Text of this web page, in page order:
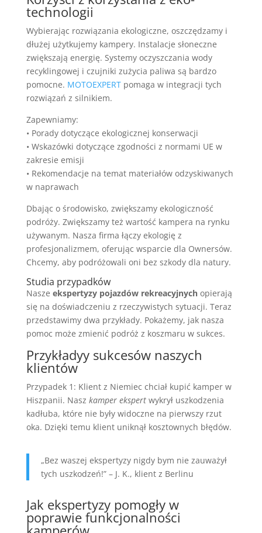
technologii
Wybierając rozwiązania ekologiczne, oszczędzamy i
dłużej użytkujemy kampery. Instalacje słoneczne
zwiększają energię. Systemy oczyszczania wody
recyklingowej i czujniki zużycia paliwa są bardzo
pomocne. MOTOEXPERTpomaga w integracji tych
rozwiązań z silnikiem.
Zapewniamy:
• Porady dotyczące ekologicznej konserwacji
• Wskazówki dotyczące zgodności z normami UE w
zakresie emisji
• Rekomendacje na temat materiałów odzyskiwanych
w naprawach
Dbając o środowisko, zwiększamy ekologiczność
podróży. Zwiększamy też wartość kampera na rynku
używanym. Nasza firma łączy ekologię z
profesjonalizmem, oferując wsparcie dla Ownersów.
Chcemy, aby podróżowali oni bez szkody dla natury.
Studia przypadków
Nasze ekspertyzy pojazdów rekreacyjnychopierają
się na doświadczeniu z rzeczywistych sytuacji. Teraz
przedstawimy dwa przykłady. Pokażemy, jak nasza
pomoc może zmienić podróż z koszmaru w sukces.
Przykładyy sukcesów naszych
klientów
Przypadek 1: Klient z Niemiec chciał kupić kamper w
Hiszpanii. Nasz kamper ekspertwykrył uszkodzenia
kadłuba, które nie były widoczne na pierwszy rzut
oka. Dzięki temu klient uniknął kosztownych błędów.
„Bez waszej ekspertyzy nigdy bym nie zauważył
tych uszkodzeń!” – J. K., klient z Berlinu
Jak ekspertyzy pomogły w
poprawie funkcjonalności